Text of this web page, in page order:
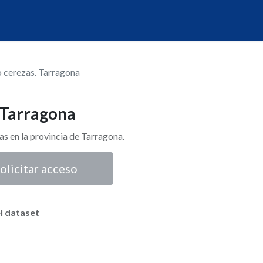
Tarragona
en la provincia de Tarragona.
acceso
dataset